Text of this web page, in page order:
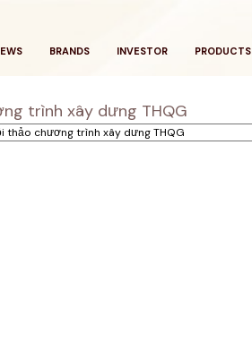
BRANDS INVESTOR PRODUCTS
trình xây dưng THQG